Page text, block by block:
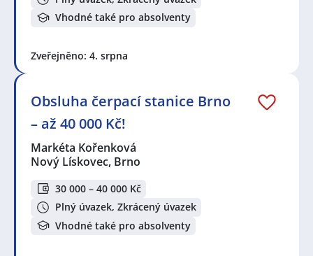
Vhodné také pro absolventy
Zveřejněno: 4. srpna
Obsluha čerpací stanice Brno
– až 40 000 Kč!
Markéta Kořenková
Nový Lískovec, Brno
30 000 – 40 000 Kč
Plný úvazek, Zkrácený úvazek
Vhodné také pro absolventy